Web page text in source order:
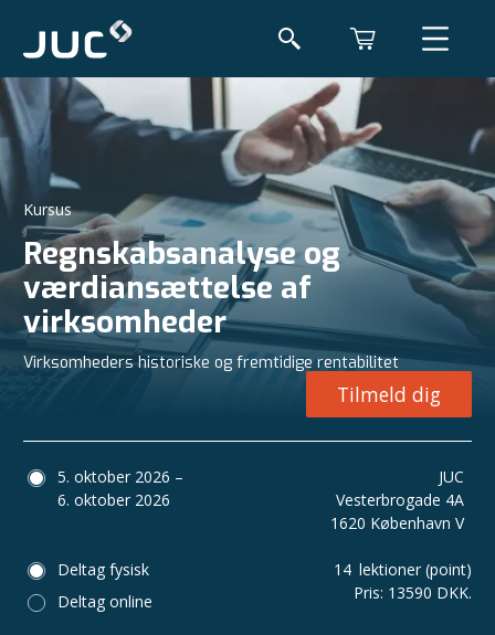
Kursus
Regnskabsanalyse og
værdiansættelse af
virksomheder
Virksomheders historiske og fremtidige rentabilitet
Tilmeld dig
5. oktober 2026 –
6. oktober 2026
JUC
Vesterbrogade 4A
1620 København V
Deltag fysisk
Deltag online
14 lektioner (point)
Pris: 13590 DKK.